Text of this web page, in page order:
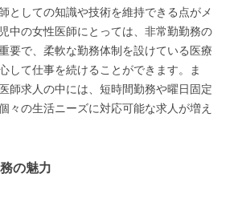
としての知識や技術を維持できる点がメ
中の女性医師にとっては、非常勤勤務の
要で、柔軟な勤務体制を設けている医療
して仕事を続けることができます。ま
師求人の中には、短時間勤務や曜日固定
々の生活ニーズに対応可能な求人が増え
の魅力